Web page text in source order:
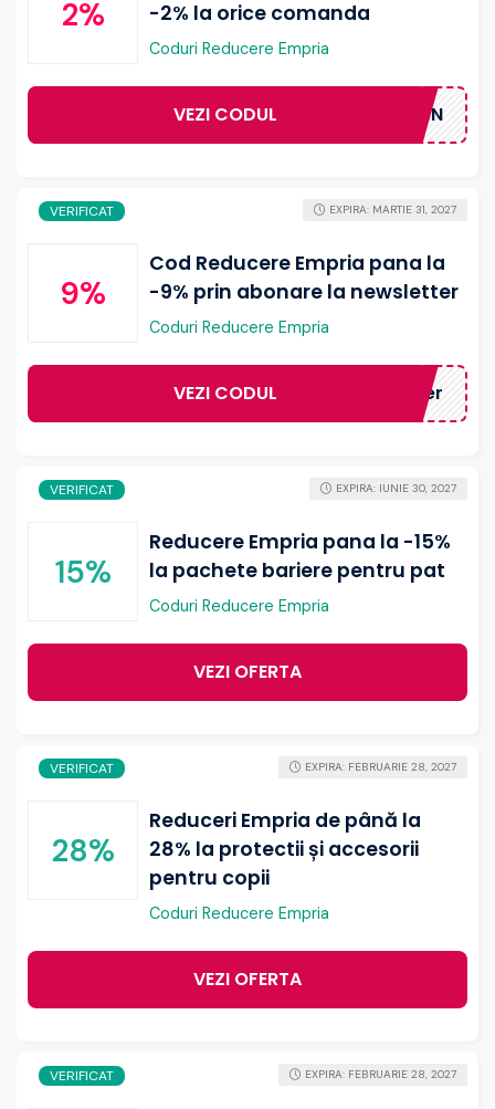
2% -2% la orice comanda
Coduri Reducere Empria
VEZI CODUL CUPON
VERIFICAT
9%
Cod Reducere Empria pana la
-9% prin abonare la newsletter
Coduri Reducere Empria
EXPIRA: MARTIE 31, 2027
VEZI CODUL ewsletter
VERIFICAT
15%
Reducere Empria pana la -15%
la pachete bariere pentru pat
Coduri Reducere Empria
EXPIRA: IUNIE 30, 2027
VEZI OFERTA
VERIFICAT
28%
Reduceri Empria de până la
28% la protectii și accesorii
pentru copii
Coduri Reducere Empria
EXPIRA: FEBRUARIE 28, 2027
VEZI OFERTA
VERIFICAT EXPIRA: FEBRUARIE 28, 2027